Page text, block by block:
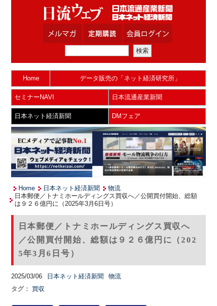
Home データ販売の「ネット経済研究所」
セミナーNAVI 日本流通産業新聞
日本ネット経済新聞 DMフェア
Home 日本ネット経済新聞
物流
日本郵便／トナミホールディングス買収へ／公開買付開始、総額
は９２６億円に（2025年3月6日号）
日本郵便／トナミホールディングス買収へ
／公開買付開始、総額は９２６億円に（202
5年3月6日号）
2025/03/06 日本ネット経済新聞
物流
タグ：
買収